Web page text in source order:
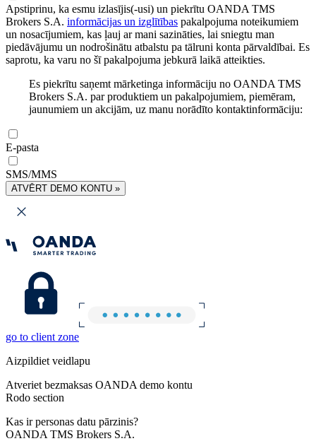
Apstiprinu, ka esmu izlasījis(-usi) un piekrītu OANDA TMS
Brokers S.A. informācijas un izglītības pakalpojuma noteikumiem
un nosacījumiem, kas ļauj ar mani sazināties, lai sniegtu man
piedāvājumu un nodrošinātu atbalstu pa tālruni konta pārvaldībai. Es
saprotu, ka varu no šī pakalpojuma jebkurā laikā atteikties.
Es piekrītu saņemt mārketinga informāciju no OANDA TMS
Brokers S.A. par produktiem un pakalpojumiem, piemēram,
jaunumiem un akcijām, uz manu norādīto kontaktinformāciju:
E-pasta
SMS/MMS
ATVĒRT DEMO KONTU »
go to client zone
Aizpildiet veidlapu
Atveriet bezmaksas OANDA demo kontu
Rodo section
Kas ir personas datu pārzinis?
OANDA TMS Brokers S.A.